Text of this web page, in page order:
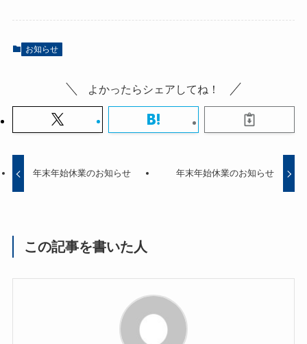
お知らせ
よかったらシェアしてね！
年末年始休業のお知らせ 年末年始休業のお知らせ
この記事を書いた人